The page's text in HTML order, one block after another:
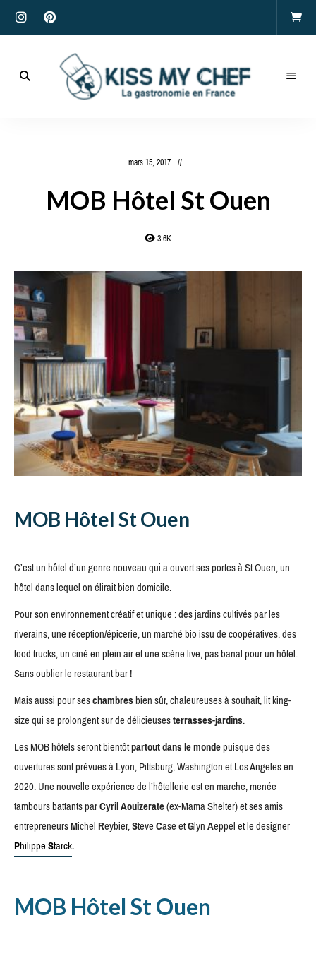
mars 15, 2017
MOB Hôtel St Ouen
3.6K
MOB Hôtel St Ouen
C’est un hôtel d’un genre nouveau qui a ouvert ses portes à St Ouen, un
hôtel dans lequel on élirait bien domicile.
Pour son environnement créatif et unique : des jardins cultivés par les
riverains, une réception/épicerie, un marché bio issu de coopératives, des
food trucks, un ciné en plein air et une scène live, pas banal pour un hôtel.
Sans oublier le restaurant bar !
Mais aussi pour seschambresbien sûr, chaleureuses à souhait, lit king-
size qui se prolongent sur de délicieusesterrasses-jardins.
Les MOB hôtels seront bientôtpartout dans le mondepuisque des
ouvertures sont prévues à Lyon, Pittsburg, Washington et Los Angeles en
2020. Une nouvelle expérience de l’hôtellerie est en marche, menée
tambours battants parCyril Aouizerate(ex-Mama Shelter) et ses amis
entrepreneursMichelReybier,SteveCase etGlynAeppel et le designer
PhilippeStarck.
MOB Hôtel St Ouen